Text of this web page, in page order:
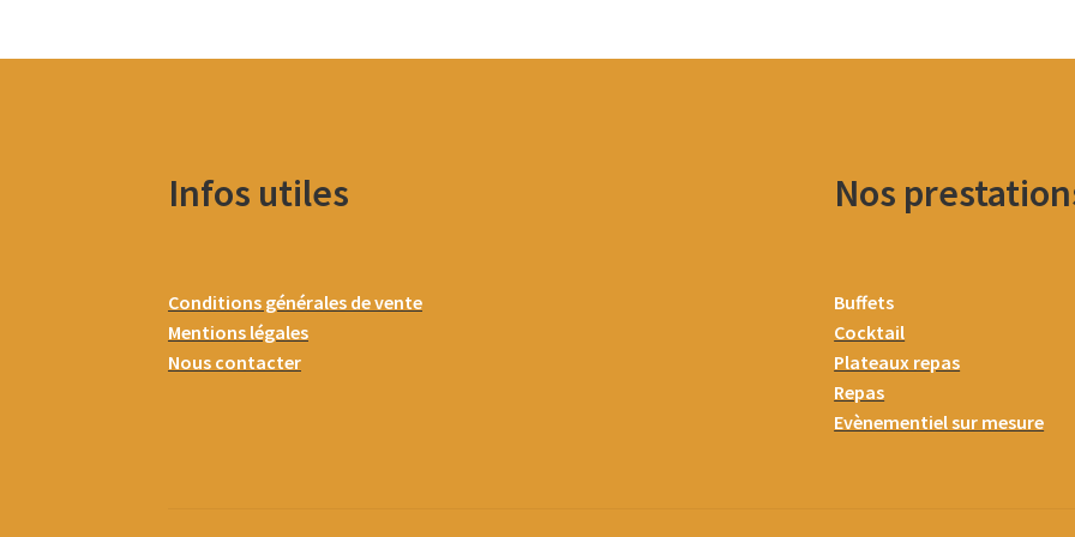
Infos utiles
Conditions générales de vente
Mentions légales
Nous contacter
Nos
Buffets
Cocktail
Plateaux repas
Repas
Evènementiel sur mesure